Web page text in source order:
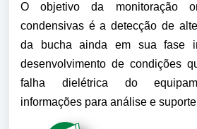
O objetivo da monitoração
condensivas é a detecção de
da bucha ainda em sua fase
desenvolvimento de condições
falha dielétrica do
informações para análise e